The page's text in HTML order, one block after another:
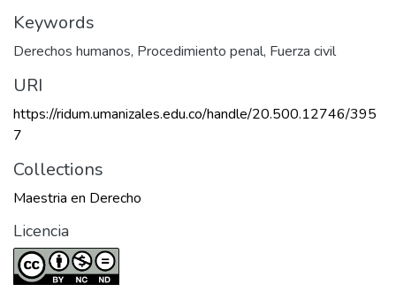
Keywords
Derechos humanos, Procedimiento penal, Fuerza civil
URI
https://ridum.umanizales.edu.co/handle/20.500.12746/395
7
Collections
Maestria en Derecho
Licencia